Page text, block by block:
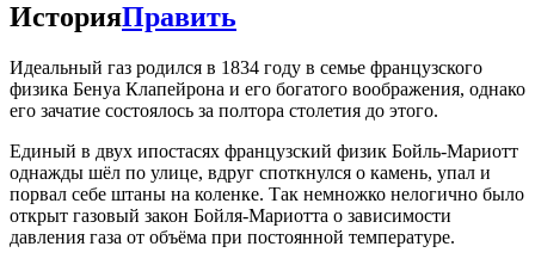
ИсторияПравить
Идеальный газ родился в 1834 году в семье французского
физика Бенуа Клапейрона и его богатого воображения, однако
его зачатие состоялось за полтора столетия до этого.
Единый в двух ипостасях французский физик Бойль-Мариотт
однажды шёл по улице, вдруг споткнулся о камень, упал и
порвал себе штаны на коленке. Так немножко нелогично было
открыт газовый закон Бойля-Мариотта о зависимости
давления газа от объёма при постоянной температуре.